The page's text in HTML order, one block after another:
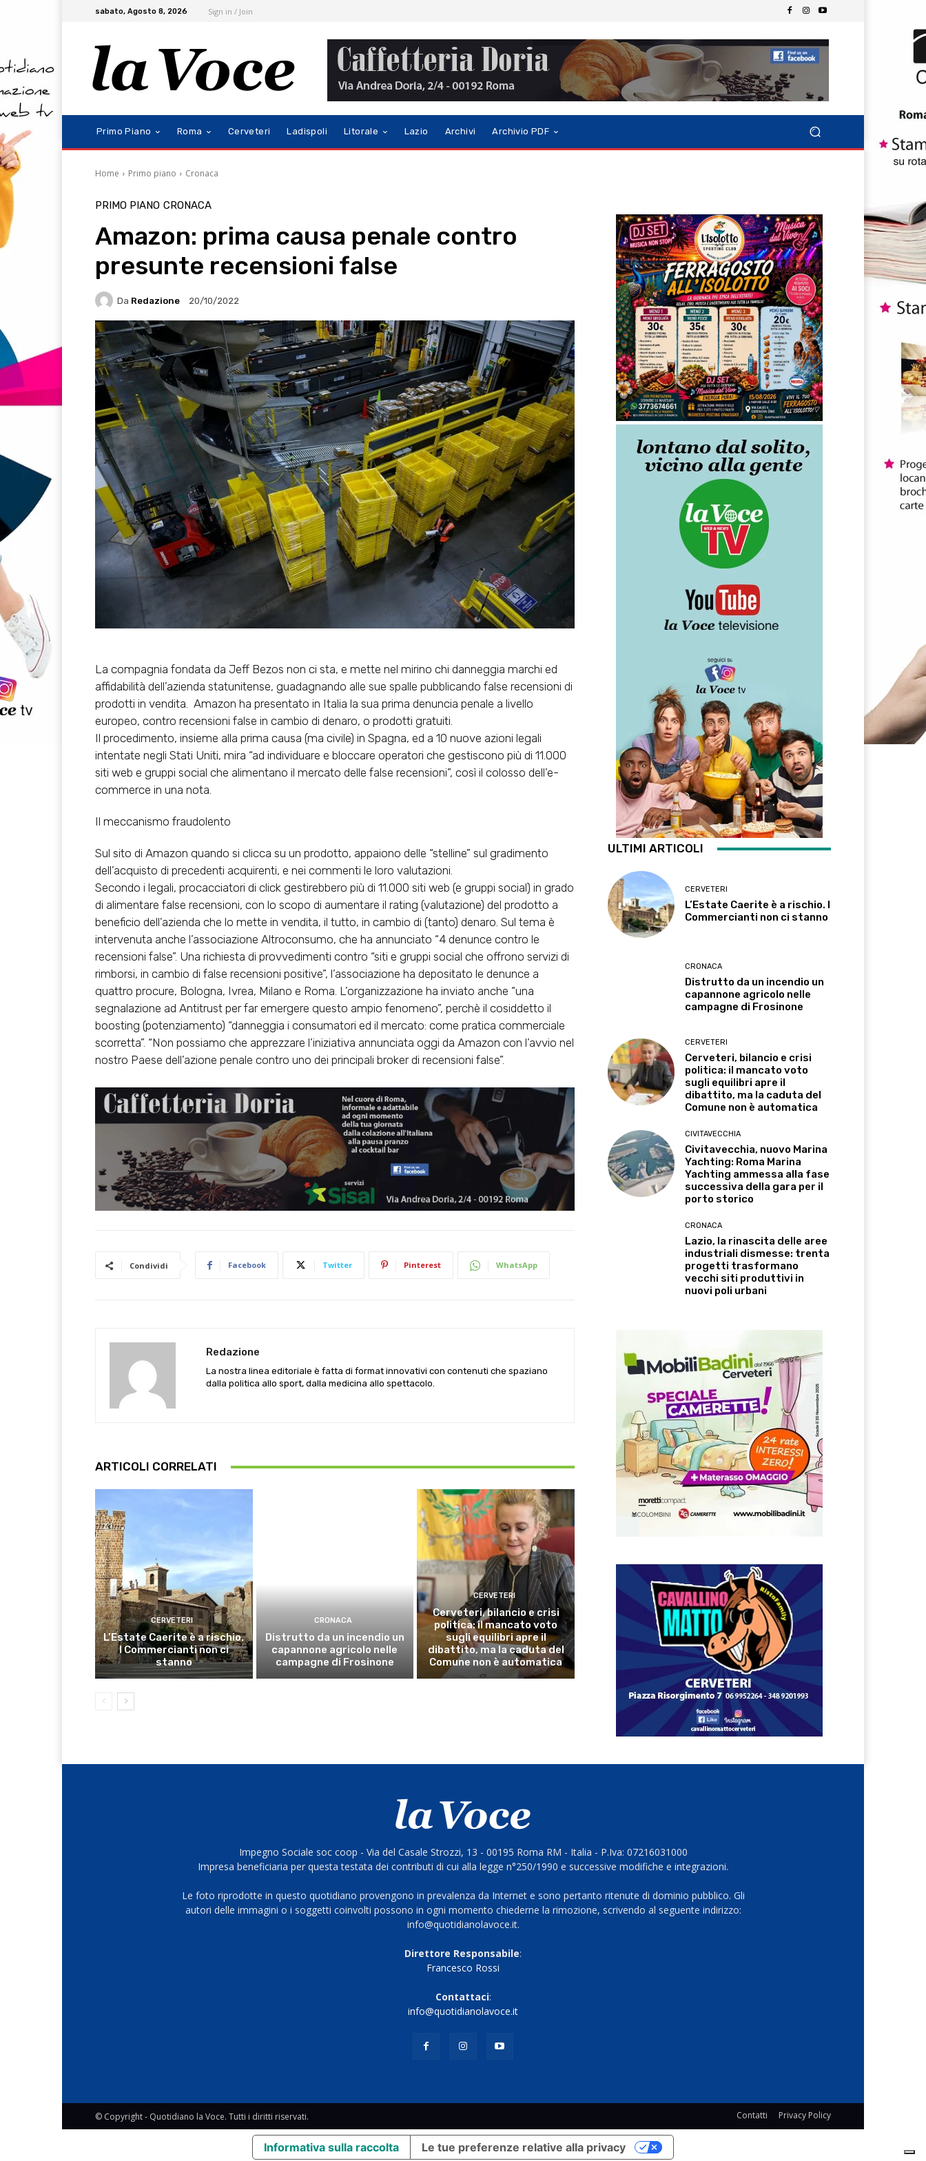
sabato, Agosto 8, 2026 Sign in / Join
Primo Piano Roma Cerveteri Ladispoli Litorale Lazio Archivi Archivio PDF
Home Primo piano Cronaca
PRIMO PIANO CRONACA
Amazon: prima causa penale contro
presunte recensioni false
Da Redazione 20/10/2022
La compagnia fondata da Jeff Bezos non ci sta, e mette nel mirino chi danneggia marchi ed
affidabilità dell’azienda statunitense, guadagnando alle sue spalle pubblicando false recensioni di
prodotti in vendita. Amazon ha presentato in Italia la sua prima denuncia penale a livello
europeo, contro recensioni false in cambio di denaro, o prodotti gratuiti.
Il procedimento, insieme alla prima causa (ma civile) in Spagna, ed a 10 nuove azioni legali
intentate negli Stati Uniti, mira “ad individuare e bloccare operatori che gestiscono più di 11.000
siti web e gruppi social che alimentano il mercato delle false recensioni”, così il colosso dell’e-
commerce in una nota.
Il meccanismo fraudolento
Sul sito di Amazon quando si clicca su un prodotto, appaiono delle “stelline” sul gradimento
dell’acquisto di precedenti acquirenti, e nei commenti le loro valutazioni.
Secondo i legali, procacciatori di click gestirebbero più di 11.000 siti web (e gruppi social) in grado
di alimentare false recensioni, con lo scopo di aumentare il rating (valutazione) del prodotto a
beneficio dell’azienda che lo mette in vendita, il tutto, in cambio di (tanto) denaro. Sul tema è
intervenuta anche l’associazione Altroconsumo, che ha annunciato “4 denunce contro le
recensioni false”. Una richiesta di provvedimenti contro “siti e gruppi social che offrono servizi di
rimborsi, in cambio di false recensioni positive”, l’associazione ha depositato le denunce a
quattro procure, Bologna, Ivrea, Milano e Roma. L’organizzazione ha inviato anche “una
segnalazione ad Antitrust per far emergere questo ampio fenomeno”, perchè il cosiddetto il
boosting (potenziamento) “danneggia i consumatori ed il mercato: come pratica commerciale
scorretta”. “Non possiamo che apprezzare l’iniziativa annunciata oggi da Amazon con l’avvio nel
nostro Paese dell’azione penale contro uno dei principali broker di recensioni false”.
Condividi Facebook Twitter Pinterest WhatsApp
Redazione
La nostra linea editoriale è fatta di format innovativi con contenuti che spaziano
dalla politica allo sport, dalla medicina allo spettacolo.
ARTICOLI CORRELATI
CERVETERI
L’Estate Caerite è a rischio.
I Commercianti non ci
stanno
CRONACA
Distrutto da un incendio un
capannone agricolo nelle
campagne di Frosinone
CERVETERI
Cerveteri, bilancio e crisi
politica: il mancato voto
sugli equilibri apre il
dibattito, ma la caduta del
Comune non è automatica
ULTIMI ARTICOLI
CERVETERI
L’Estate Caerite è a rischio. I
Commercianti non ci stanno
CRONACA
Distrutto da un incendio un
capannone agricolo nelle
campagne di Frosinone
CERVETERI
Cerveteri, bilancio e crisi
politica: il mancato voto
sugli equilibri apre il
dibattito, ma la caduta del
Comune non è automatica
CIVITAVECCHIA
Civitavecchia, nuovo Marina
Yachting: Roma Marina
Yachting ammessa alla fase
successiva della gara per il
porto storico
CRONACA
Lazio, la rinascita delle aree
industriali dismesse: trenta
progetti trasformano
vecchi siti produttivi in
nuovi poli urbani
Impegno Sociale soc coop - Via del Casale Strozzi, 13 - 00195 Roma RM - Italia - P.Iva: 07216031000
Impresa beneficiaria per questa testata dei contributi di cui alla legge n°250/1990 e successive modifiche e integrazioni.
Le foto riprodotte in questo quotidiano provengono in prevalenza da Internet e sono pertanto ritenute di dominio pubblico. Gli
autori delle immagini o i soggetti coinvolti possono in ogni momento chiederne la rimozione, scrivendo al seguente indirizzo:
info@quotidianolavoce.it.
Direttore Responsabile:
Francesco Rossi
Contattaci:
info@quotidianolavoce.it
© Copyright - Quotidiano la Voce. Tutti i diritti riservati. Contatti Privacy Policy
Informativa sulla raccolta Le tue preferenze relative alla privacy